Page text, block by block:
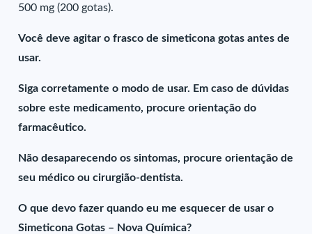
500 mg (200 gotas).
Você deve agitar o frasco de simeticona gotas antes de
usar.
Siga corretamente o modo de usar. Em caso de dúvidas
sobre este medicamento, procure orientação do
farmacêutico.
Não desaparecendo os sintomas, procure orientação de
seu médico ou cirurgião-dentista.
O que devo fazer quando eu me esquecer de usar o
Simeticona Gotas – Nova Química?